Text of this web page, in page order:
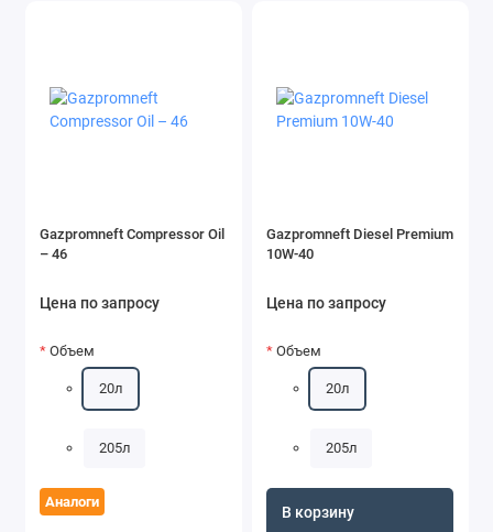
Gazpromneft Compressor Oil
– 46
Цена по запросу
Аналоги
Объем
20л
205л
Gazpromneft Diesel Premium
10W-40
Цена по запросу
Объем
20л
205л
В корзину